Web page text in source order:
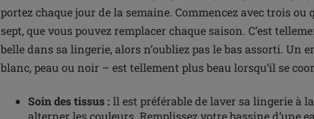
portez chaque jour de la semaine. Commencez avec trois
sept, que vous pouvez remplacer chaque saison. C’est
belle dans sa lingerie, alors n’oubliez pas le bas assorti. Un
blanc, peau ou noir – est tellement plus beau lorsqu’il se
Soin des tissus : ll est préférable de laver sa lingerie à
alterner les couleurs. Remplissez votre bassine d’une